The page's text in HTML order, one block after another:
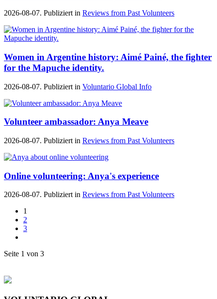
2026-08-07. Publiziert in Reviews from Past Volunteers
Women in Argentine history: Aimé Painé, the fighter
for the Mapuche identity.
2026-08-07. Publiziert in Voluntario Global Info
Volunteer ambassador: Anya Meave
2026-08-07. Publiziert in Reviews from Past Volunteers
Online volunteering: Anya's experience
2026-08-07. Publiziert in Reviews from Past Volunteers
1
2
3
Seite 1 von 3